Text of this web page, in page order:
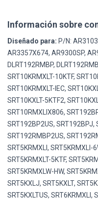
Información sobre
Diseñado para: P/N:
AR3357X674, AR9300SP,
DLRT192RMBP,
SRT10KRMXLT-10KTF,
SRT10KRMXLT-IEC,
SRT10KXLT-5KTF2,
SRT10RMXLIX806,
SRT192BP2US, SRT192BPJ,
SRT192RMBP2US,
SRT5KRMXLI, SRT5KRMXLI-
SRT5KRMXLT-5KTF,
SRT5KRMXLW-HW,
SRT5KXLJ, SRT5KXLT,
SRT5KXLTUS, SRT6KRMXLI,